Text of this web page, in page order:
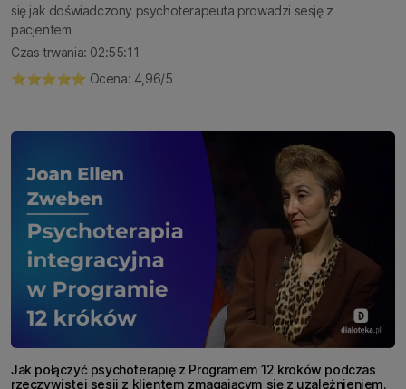
się jak doświadczony psychoterapeuta prowadzi sesję z
pacjentem
Czas trwania: 02:55:11
⭐️⭐️⭐️⭐️⭐️ Ocena: 4,96/5
Jak połączyć psychoterapię z Programem 12 kroków podczas
rzeczywistej sesji z klientem zmagającym się z uzależnieniem.